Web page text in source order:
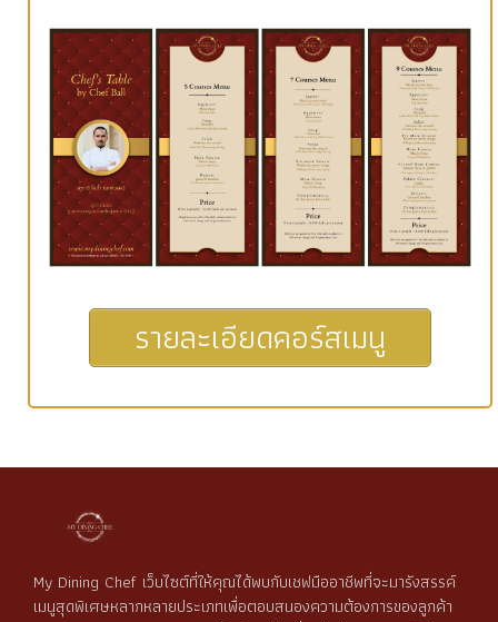
รายละเอียดคอร์สเมนู
My Dining Chef เว็บไซต์ที่ให้คุณได้พบกับเชฟมืออาชีพที่จะมารังสรรค์
เมนูสุดพิเศษหลากหลายประเภทเพื่อตอบสนองความต้องการของลูกค้า